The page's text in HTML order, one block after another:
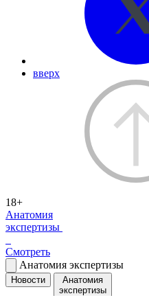
вверх
18+
Анатомия
экспертизы
Смотреть
Анатомия экспертизы
Новости
Анатомия
экспертизы